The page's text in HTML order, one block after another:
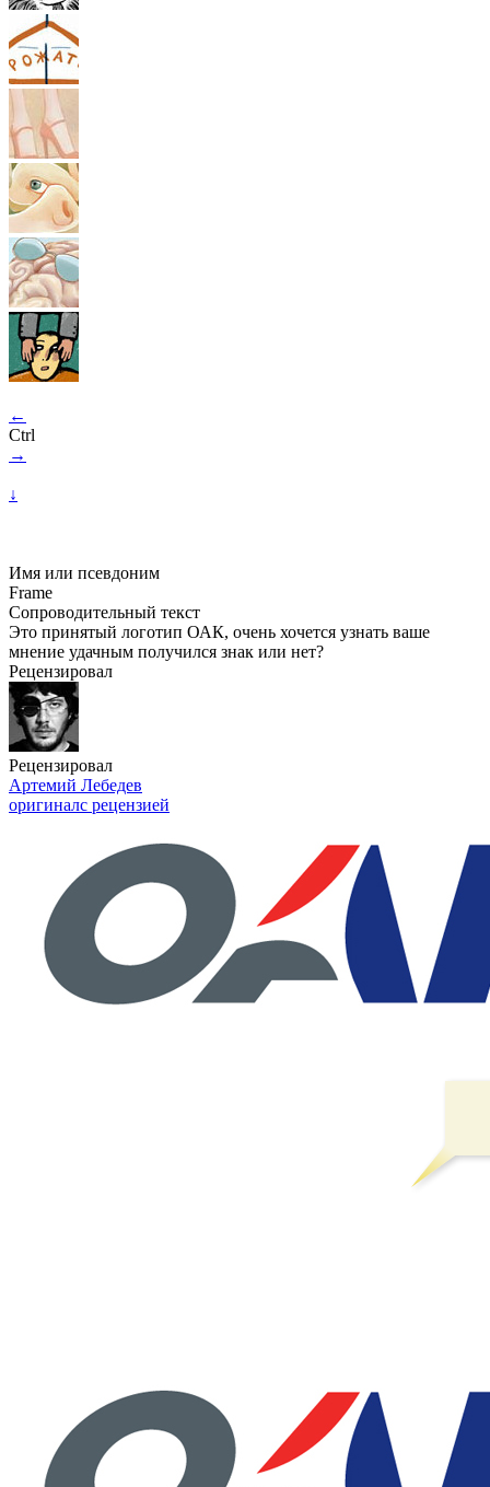
←
Ctrl
→
↓
Имя или псевдоним
Frame
Сопроводительный текст
Это принятый логотип ОАК, очень хочется узнать ваше
мнение удачным получился знак или нет?
Рецензировал
Рецензировал
Артемий Лебедев
оригиналс рецензией